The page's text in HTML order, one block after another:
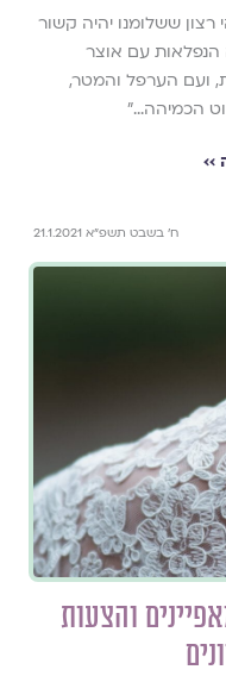
ששלומנו יהיה קשור
עם אוצר
ועם הערפל והמטר,
הכמיהה...״
ח׳ בשבט תשפ״א 21.1.2021
והצעות